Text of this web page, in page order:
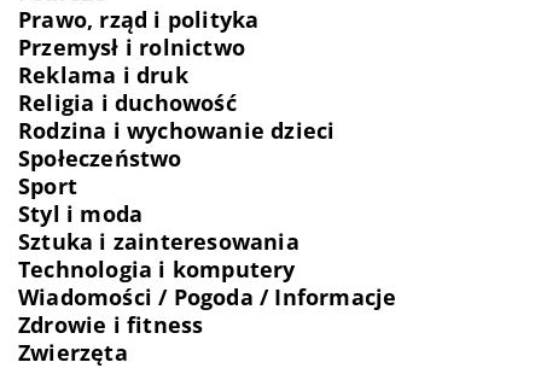
Prawo, rząd i polityka
Przemysł i rolnictwo
Reklama i druk
Religia i duchowość
Rodzina i wychowanie dzieci
Społeczeństwo
Sport
Styl i moda
Sztuka i zainteresowania
Technologia i komputery
Wiadomości / Pogoda / Informacje
Zdrowie i fitness
Zwierzęta